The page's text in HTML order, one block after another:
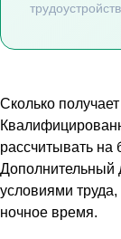
Сколько
рассчитывать на
Дополнительный
условиями
ночное время.